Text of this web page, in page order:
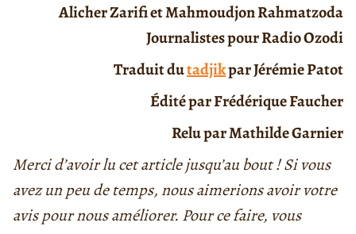
Alicher Zarifi et Mahmoudjon Rahmatzoda
Journalistes pour Radio Ozodi
Traduit dutadjikpar Jérémie Patot
Édité par Frédérique Faucher
Relu par Mathilde Garnier
Merci d’avoir lu cet article jusqu’au bout ! Si vous
avez un peu de temps, nous aimerions avoir votre
avis pour nous améliorer. Pour ce faire, vous